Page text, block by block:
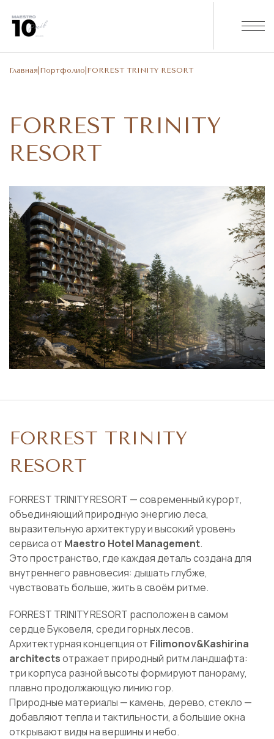
Главная Портфолио FORREST TRINITY RESORT
FORREST TRINITY
RESORT
FORREST TRINITY
RESORT
FORREST TRINITY RESORT — современный курорт,
объединяющий природную энергию леса,
выразительную архитектуру и высокий уровень
сервиса от Maestro Hotel Management.
Это пространство, где каждая деталь создана для
внутреннего равновесия: дышать глубже,
чувствовать больше, жить в своём ритме.
FORREST TRINITY RESORT расположен в самом
сердце Буковеля, среди горных лесов.
Архитектурная концепция от Filimonov&Kashirina
architectsотражает природный ритм ландшафта:
три корпуса разной высоты формируют панораму,
плавно продолжающую линию гор.
Природные материалы — камень, дерево, стекло —
добавляют тепла и тактильности, а большие окна
открывают виды на вершины и небо.